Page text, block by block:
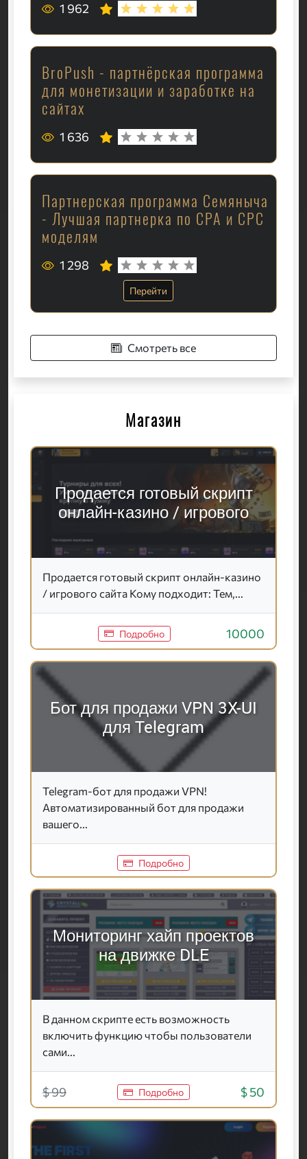
1 962
BroPush - партнёрская программа
для монетизации и заработке на
сайтах
1 636
Партнерская программа Семяныча
- Лучшая партнерка по CPA и CPC
моделям
1 298
Перейти
Смотреть все
Магазин
Продается готовый скрипт
онлайн-казино / игрового
Продается готовый скрипт онлайн-казино
/ игрового сайта Кому подходит: Тем,...
Подробно 10000
Бот для продажи VPN 3X-UI
для Telegram
Telegram-бот для продажи VPN!
Автоматизированный бот для продажи
вашего...
Подробно
Мониторинг хайп проектов
на движке DLE
В данном скрипте есть возможность
включить функцию чтобы пользователи
сами...
$ 99 Подробно $ 50